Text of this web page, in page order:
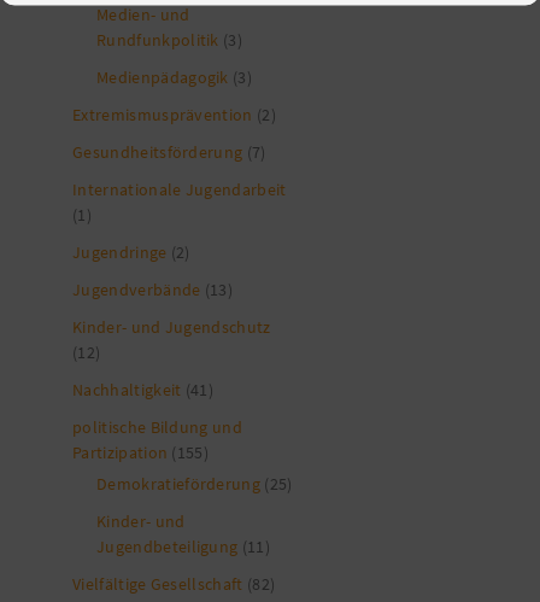
Medien- und
Rundfunkpolitik (3)
Medienpädagogik (3)
Extremismusprävention (2)
Gesundheitsförderung (7)
Internationale Jugendarbeit
(1)
Jugendringe (2)
Jugendverbände (13)
Kinder- und Jugendschutz
(12)
Nachhaltigkeit (41)
politische Bildung und
Partizipation (155)
Demokratieförderung (25)
Kinder- und
Jugendbeteiligung (11)
Vielfältige Gesellschaft (82)